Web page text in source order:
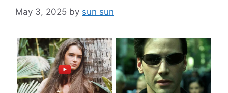
May 3, 2025 by sun sun